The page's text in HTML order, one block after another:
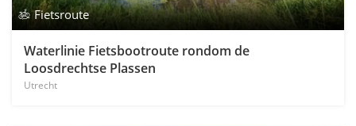
Fietsroute
Waterlinie Fietsbootroute rondom de
Loosdrechtse Plassen
Utrecht